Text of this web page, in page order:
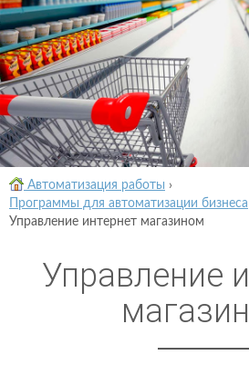
Автоматизация работы ›
Программы для автоматизации бизнеса
Управление интернет магазином
Управление